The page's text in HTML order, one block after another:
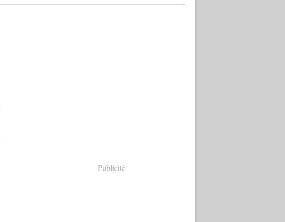
Publicité